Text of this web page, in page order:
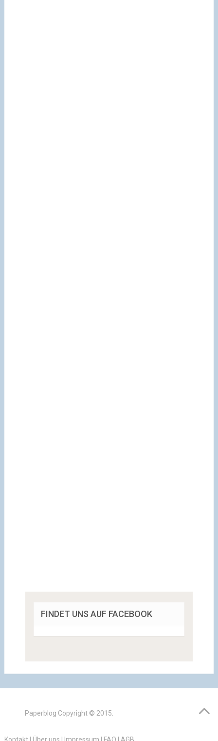
FINDET UNS AUF FACEBOOK
Paperblog Copyright © 2015.